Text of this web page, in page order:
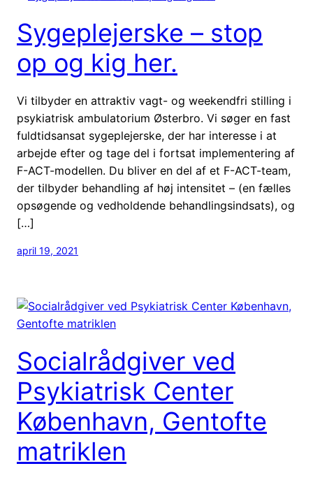
Sygeplejerske – stop
op og kig her.
Vi tilbyder en attraktiv vagt- og weekendfri stilling i
psykiatrisk ambulatorium Østerbro. Vi søger en fast
fuldtidsansat sygeplejerske, der har interesse i at
arbejde efter og tage del i fortsat implementering af
F-ACT-modellen. Du bliver en del af et F-ACT-team,
der tilbyder behandling af høj intensitet – (en fælles
opsøgende og vedholdende behandlingsindsats), og
[…]
april 19, 2021
Socialrådgiver ved
Psykiatrisk Center
København, Gentofte
matriklen